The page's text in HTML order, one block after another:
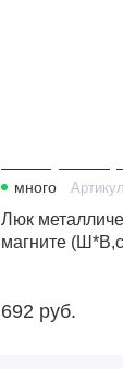
много
Люк
магните
692 руб.